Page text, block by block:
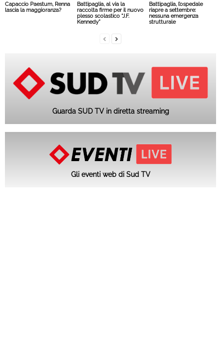
Capaccio Paestum, Renna
lascia la maggioranza?
Battipaglia, al via la
raccolta firme per il nuovo
plesso scolastico “J.F.
Kennedy”
Battipaglia, l’ospedale
riapre a settembre:
nessuna emergenza
strutturale
Guarda SUD TV in diretta streaming
Gli eventi web di Sud TV